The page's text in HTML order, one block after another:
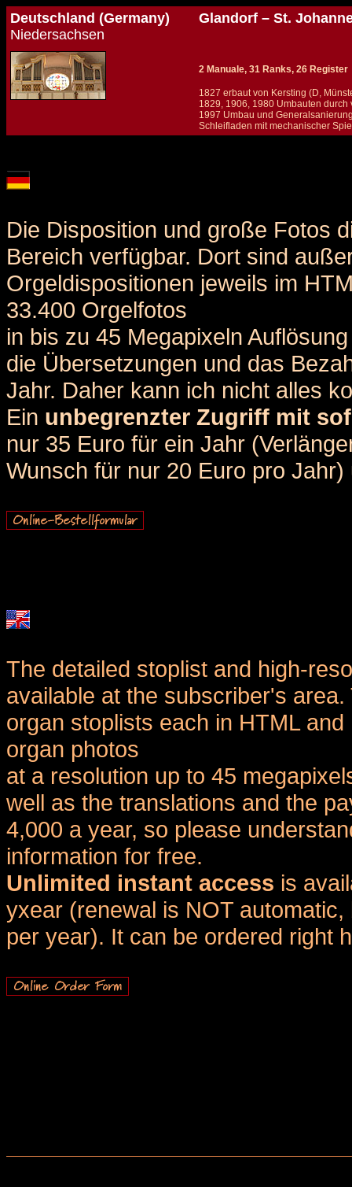
Deutschland (Germany)
Niedersachsen
Glandorf – St.
2 Manuale, 31 Ranks, 26 Register
1827 erbaut von Kersting (D,
1829, 1906, 1980 Umbauten
1997 Umbau und
Schleifladen mit mechanischer
Die Disposition und große Fotos
Bereich verfügbar. Dort sind
Orgeldispositionen jeweils im
33.400 Orgelfotos
in bis zu 45 Megapixeln
die Übersetzungen und das
Jahr. Daher kann ich nicht alles
Ein unbegrenzter Zugriff mit
nur 35 Euro für ein Jahr
Wunsch für nur 20 Euro pro
The detailed stoplist and high-
available at the subscriber's
organ stoplists each in HTML
organ photos
at a resolution up to 45
well as the translations and the
4,000 a year, so please
information for free.
Unlimited instant access is
yxear (renewal is NOT
per year). It can be ordered right